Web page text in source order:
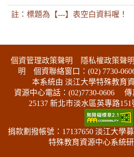
註：標題為【---】表空白資料喔！
個資管理政策聲明 隱私權政策聲明
明 個資聯絡窗口：(02) 7730-
本系統由 淡江大學特殊教育
資源中心電話：(02)7730-0606
傳
25137 新北市淡水區英專路
捐款劃撥帳號：17137650 淡江大學
特殊教育資源中心系統